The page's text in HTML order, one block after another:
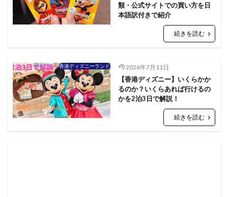
類・公式サイトでの買い方を日
本語訳付きで紹介
続きを読む
香港ディズニーランド 2026年7月11日
【香港ディズニー】いくらかか
るのか？いくらあれば行けるの
かを2泊3日で解説！
続きを読む